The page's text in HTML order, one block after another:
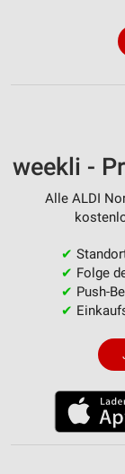
weekli -
Alle ALDI
✔
✔ Folge
✔ Push-
✔